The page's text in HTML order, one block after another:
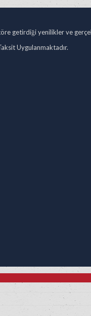
getirdiği yenilikler ve
Uygulanmaktadır.